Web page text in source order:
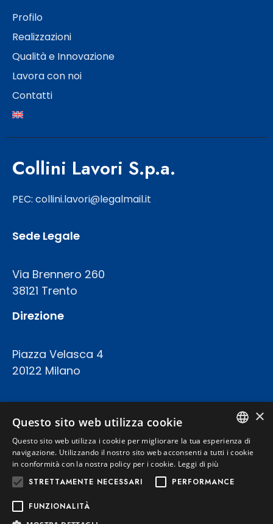
Profilo
Realizzazioni
Qualità e Innovazione
Lavora con noi
Contatti
Collini Lavori S.p.a.
PEC: collini.lavori@legalmail.it
Sede Legale
Via Brennero 260
38121 Trento
Direzione
Piazza Velasca 4
20122 Milano
CAPITALE SOCIALE: € 23.200.000 INT.VERS.
Privacy Policy
Cookie Policy
ITALIAN
×
Questo sito web utilizza cookie
Questo sito web utilizza i cookie per migliorare la tua esperienza di
navigazione. Utilizzando il nostro sito web acconsenti a tutti i cookie
in conformità con la nostra policy per i cookie. Leggi di più
STRETTAMENTE NECESSARI PERFORMANCE
FUNZIONALITÀ